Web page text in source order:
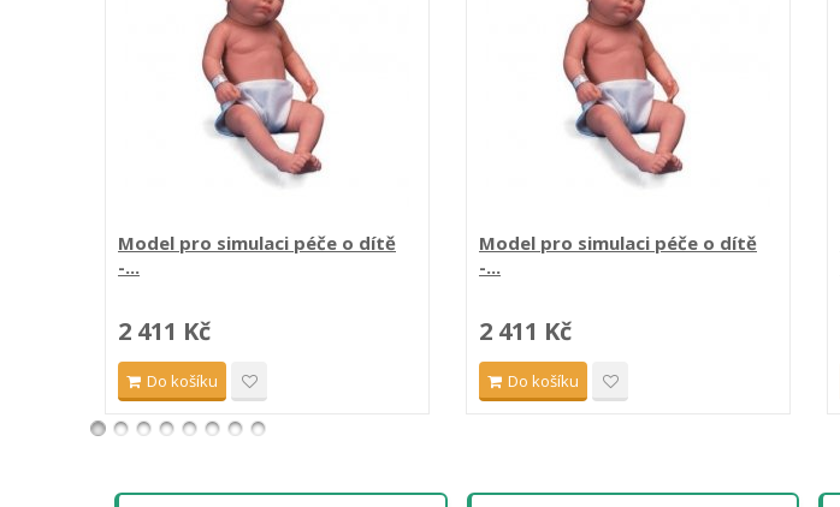
Model pro simulaci péče o dítě
-...
2 411 Kč
Do košíku
Model pro simulaci péče o dítě
-...
2 411 Kč
Do košíku